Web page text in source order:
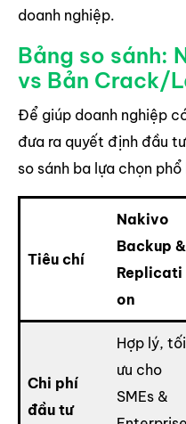
doanh nghiệp.
Bảng so sánh:
vs Bản Crack/
Để giúp doanh nghiệp
đưa ra quyết định đầu
so sánh ba lựa chọn
Tiêu chí
Nakivo
Backup &
Replicati
on
Chi phí
đầu tư
Hợp lý, tối
ưu cho
SMEs &